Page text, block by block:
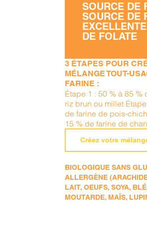
SOURCE DE
SOURCE DE
DE FOLATE
3 ÉTAPES POUR
MÉLANGE TOUT-
FARINE :
Étape 1 : 50 % à 85 %
riz brun ou millet
de farine de pois-
15 % de farine de
Créez votre
BIOLOGIQUE SANS
ALLERGÈNE
LAIT, OEUFS, SOYA,
MOUTARDE, MAÏS,